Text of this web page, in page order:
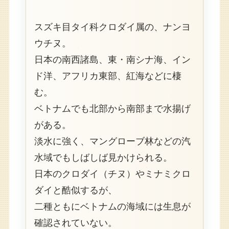
スズキ目タイ科クロダイ属の、ナンヨ
ウチヌ。
日本の南西諸島、東・南シナ海、イン
ド洋、アフリカ東部、紅海などに棲
む。
ベトナムでも北部から南部まで水揚げ
がある。
淡水に強く、マングローブ林などの汽
水域でもしばしば見かけられる。
日本のクロダイ（チヌ）やミナミクロ
ダイと酷似するが、
二種ともにベトナムの海域には生息が
確認されていない。